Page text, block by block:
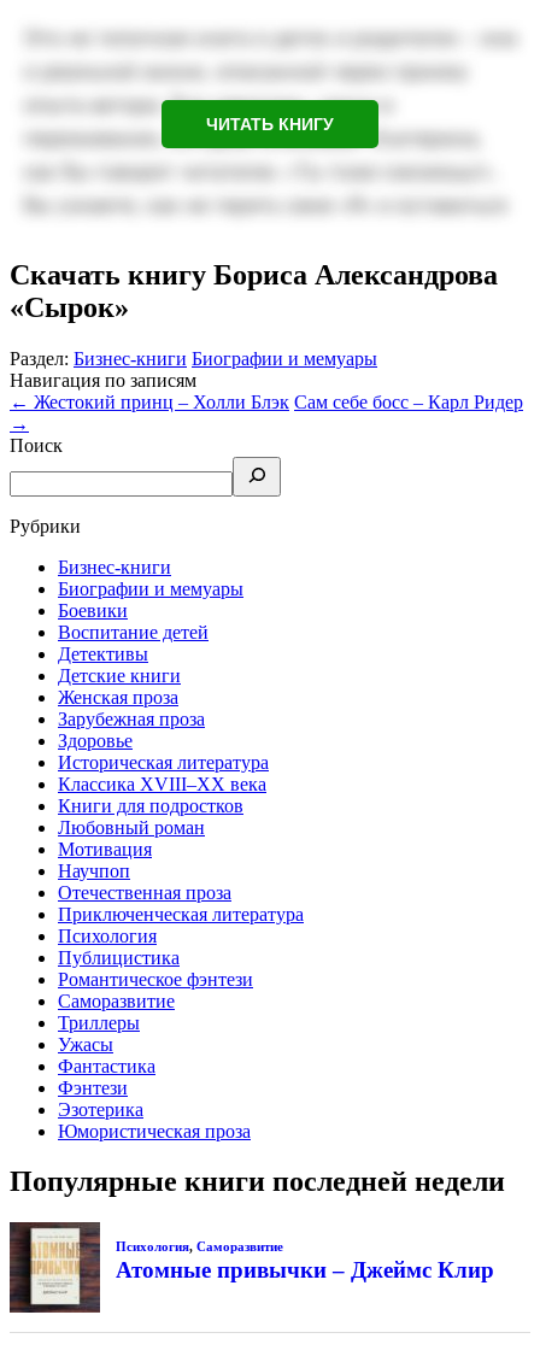
ЧИТАТЬ КНИГУ
Скачать книгу Бориса Александрова
«Сырок»
Раздел: Бизнес-книги Биографии и мемуары
Навигация по записям
← Жестокий принц – Холли Блэк Сам себе босс – Карл Ридер
→
Поиск
Рубрики
Бизнес-книги
Биографии и мемуары
Боевики
Воспитание детей
Детективы
Детские книги
Женская проза
Зарубежная проза
Здоровье
Историческая литература
Классика XVIII–XX века
Книги для подростков
Любовный роман
Мотивация
Научпоп
Отечественная проза
Приключенческая литература
Психология
Публицистика
Романтическое фэнтези
Саморазвитие
Триллеры
Ужасы
Фантастика
Фэнтези
Эзотерика
Юмористическая проза
Популярные книги последней недели
Психология, Саморазвитие
Атомные привычки – Джеймс Клир